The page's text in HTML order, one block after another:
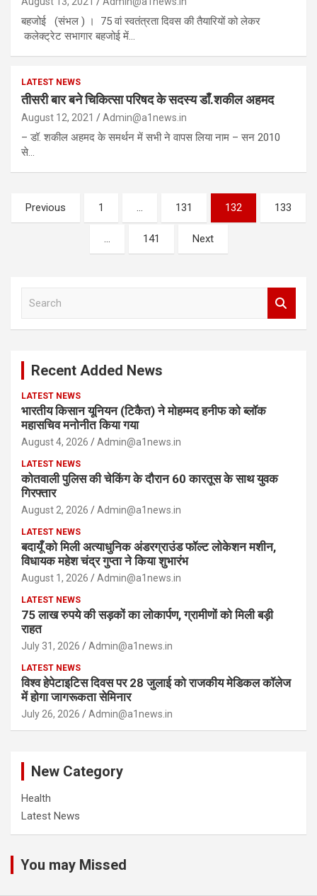
बहजोई (संभल ) । 75 वां स्वतंत्रता दिवस की तैयारियों को लेकर
कलेक्ट्रेट सभागार बहजोई में…
LATEST NEWS
तीसरी बार बने चिकित्सा परिषद के सदस्य डाँ.शकील अहमद
August 12, 2021 Admin@a1news.in
– डॉ. शकील अहमद के समर्थन में सभी ने वापस लिया नाम – सन 2010
से…
Posts
pagination
Previous 1 … 131 132 133
… 141 Next
Recent Added News
LATEST NEWS
भारतीय किसान यूनियन (टिकैत) ने मोहम्मद हनीफ को ब्लॉक
महासचिव मनोनीत किया गया
August 4, 2026 Admin@a1news.in
LATEST NEWS
कोतवाली पुलिस की चेकिंग के दौरान 60 कारतूस के साथ युवक
गिरफ्तार
August 2, 2026 Admin@a1news.in
LATEST NEWS
बदायूँ को मिली अत्याधुनिक अंडरग्राउंड फॉल्ट लोकेशन मशीन,
विधायक महेश चंद्र गुप्ता ने किया शुभारंभ
August 1, 2026 Admin@a1news.in
LATEST NEWS
75 लाख रुपये की सड़कों का लोकार्पण, ग्रामीणों को मिली बड़ी
राहत
July 31, 2026 Admin@a1news.in
LATEST NEWS
विश्व हेपेटाइटिस दिवस पर 28 जुलाई को राजकीय मेडिकल कॉलेज
में होगा जागरूकता सेमिनार
July 26, 2026 Admin@a1news.in
New Category
Health
Latest News
You may Missed